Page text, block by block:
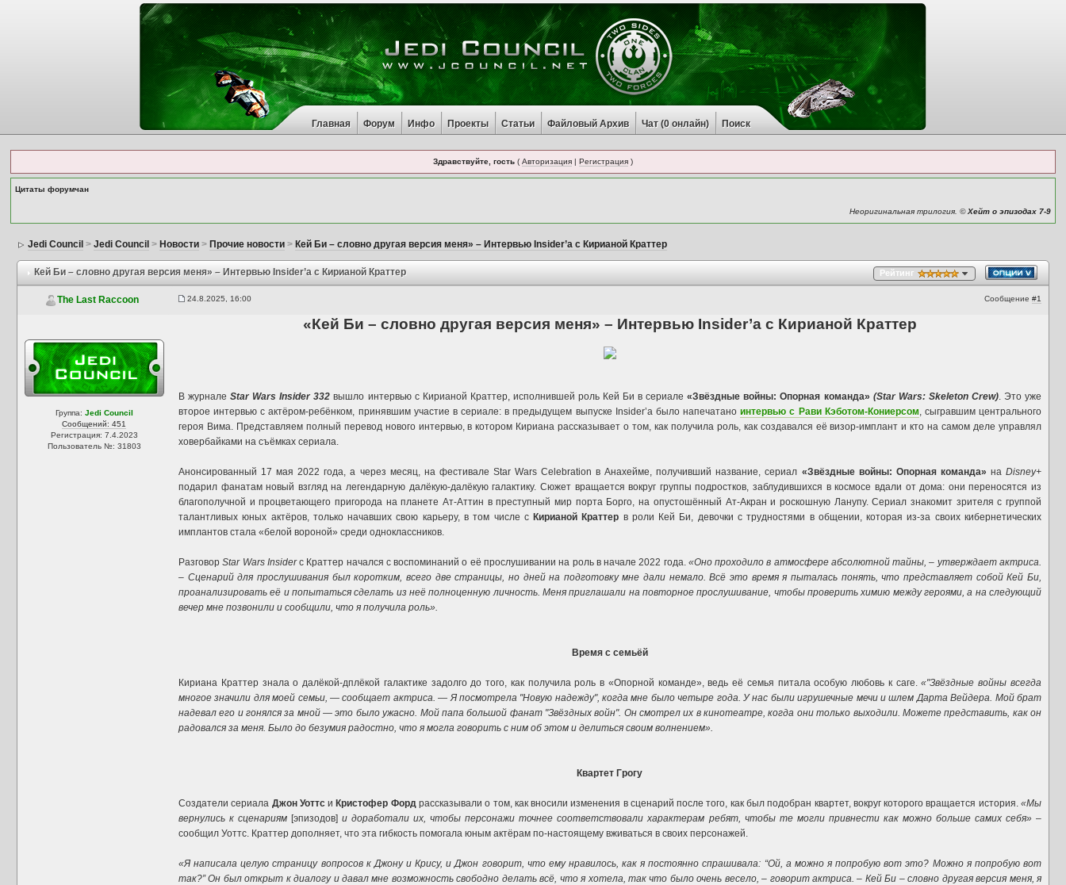
Главная Форум Инфо Проекты Статьи Файловый Архив Чат (0онлайн) Поиск
Здравствуйте, гость( Авторизация| Регистрация)
Цитаты форумчан
Неоригинальная трилогия. ©Хейт о эпизодах 7-9
Jedi Council > Jedi Council > Новости> Прочие новости> Кей Би – словно другая версия меня» – Интервью Insider’а с Кирианой Краттер
Кей Би – словно другая версия меня» – Интервью Insider’а с Кирианой Краттер Рейтинг
The Last Raccoon 24.8.2025, 16:00 Сообщение #1
Группа: Jedi Council
Сообщений: 451
Регистрация: 7.4.2023
Пользователь №: 31803
«Кей Би – словно другая версия меня» – Интервью Insider’а с Кирианой Краттер
В журналеStar Wars Insider 332 вышло интервью с Кирианой Краттер, исполнившей роль Кей Би в сериале«Звёздные войны: Опорная команда» (Star Wars: Skeleton Crew). Это уже
второе интервью с актёром-ребёнком, принявшим участие в сериале: в предыдущем выпуске Insider’а было напечатаноинтервью с Рави Кэботом-Кониерсом, сыгравшим центрального
героя Вима. Представляем полный перевод нового интервью, в котором Кириана рассказывает о том, как получила роль, как создавался её визор-имплант и кто на самом деле управлял
ховербайками на съёмках сериала.
Анонсированный 17 мая 2022 года, а через месяц, на фестивале Star Wars Celebration в Анахейме, получивший название, сериал «Звёздные войны: Опорная команда» наDisney+
подарил фанатам новый взгляд на легендарную далёкую-далёкую галактику. Сюжет вращается вокруг группы подростков, заблудившихся в космосе вдали от дома: они переносятся из
благополучной и процветающего пригорода на планете Ат-Аттин в преступный мир порта Борго, на опустошённый Ат-Акран и роскошную Ланупу. Сериал знакомит зрителя с группой
талантливых юных актёров, только начавших свою карьеру, в том числе с Кирианой Краттер в роли Кей Би, девочки с трудностями в общении, которая из-за своих кибернетических
имплантов стала «белой вороной» среди одноклассников.
РазговорStar Wars Insiderс Краттер начался с воспоминаний о её прослушивании на роль в начале 2022 года. «Оно проходило в атмосфере абсолютной тайны, – утверждает актриса.
– Сценарий для прослушивания был коротким, всего две страницы, но дней на подготовку мне дали немало. Всё это время я пыталась понять, что представляет собой Кей Би,
проанализировать её и попытаться сделать из неё полноценную личность. Меня приглашали на повторное прослушивание, чтобы проверить химию между героями, а на следующий
вечер мне позвонили и сообщили, что я получила роль».
Время с семьёй
Кириана Краттер знала о далёкой-дплёкой галактике задолго до того, как получила роль в «Опорной команде», ведь её семья питала особую любовь к саге.«"Звёздные войны всегда
многое значили для моей семьи, — сообщает актриса. — Я посмотрела "Новую надежду", когда мне было четыре года. У нас были игрушечные мечи и шлем Дарта Вейдера. Мой брат
надевал его и гонялся за мной — это было ужасно. Мой папа большой фанат "Звёздных войн". Он смотрел их в кинотеатре, когда они только выходили. Можете представить, как он
радовался за меня. Было до безумия радостно, что я могла говорить с ним об этом и делиться своим волнением».
Квартет Грогу
Создатели сериала Джон Уоттси Кристофер Фордрассказывали о том, как вносили изменения в сценарий после того, как был подобран квартет, вокруг которого вращается история. «Мы
вернулись к сценариям [эпизодов]и доработали их, чтобы персонажи точнее соответствовали характерам ребят, чтобы те могли привнести как можно больше самих себя» –
сообщил Уоттс. Краттер дополняет, что эта гибкость помогала юным актёрам по-настоящему вживаться в своих персонажей.
«Я написала целую страницу вопросов к Джону и Крису, и Джон говорит, что ему нравилось, как я постоянно спрашивала: “Ой, а можно я попробую вот это? Можно я попробую вот
так?” Он был открыт к диалогу и давал мне возможность свободно делать всё, что я хотела, так что было очень весело, – говорит актриса. – Кей Би – словно другая версия меня, я